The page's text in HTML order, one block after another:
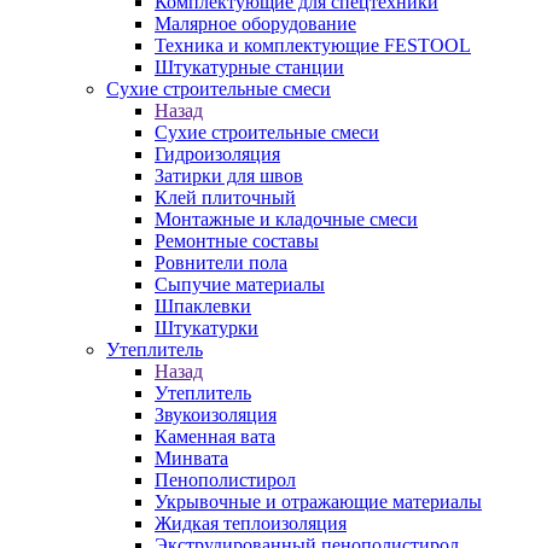
Малярное оборудование
Техника и комплектующие FESTOOL
Штукатурные станции
Сухие строительные смеси
Назад
Сухие строительные смеси
Гидроизоляция
Затирки для швов
Клей плиточный
Монтажные и кладочные смеси
Ремонтные составы
Ровнители пола
Сыпучие материалы
Шпаклевки
Штукатурки
Утеплитель
Назад
Утеплитель
Звукоизоляция
Каменная вата
Минвата
Пенополистирол
Укрывочные и отражающие материалы
Жидкая теплоизоляция